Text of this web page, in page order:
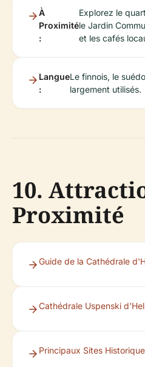
À
Proximité
:
Explorez le
le Jardin
et les cafés
Langue
:
Le finnois, le
largement utilisés.
10.
Proximité
Guide de la Cathédrale
Cathédrale Uspenski
Principaux Sites